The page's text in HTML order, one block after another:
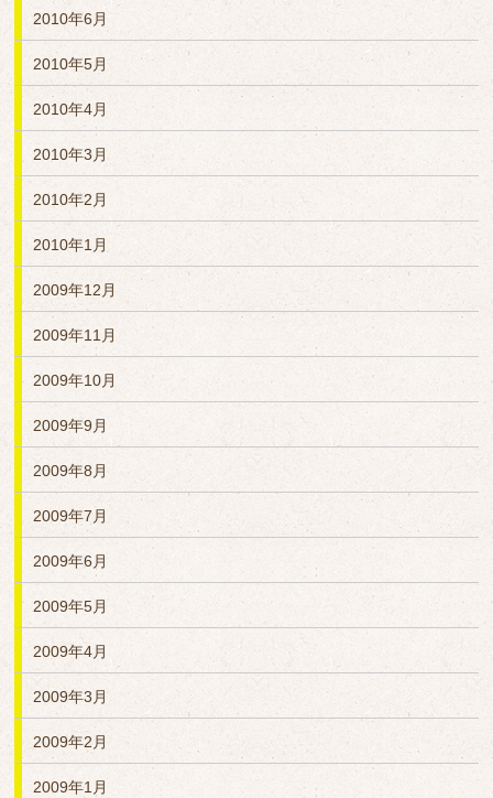
2010年6月
2010年5月
2010年4月
2010年3月
2010年2月
2010年1月
2009年12月
2009年11月
2009年10月
2009年9月
2009年8月
2009年7月
2009年6月
2009年5月
2009年4月
2009年3月
2009年2月
2009年1月